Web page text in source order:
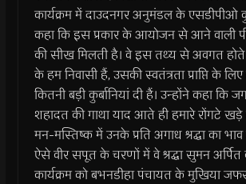
कार्यक्रम में दाउदनगर अनुमंडल के एसडीपीओ
कहा कि इस प्रकार के आयोजन से आने वाली
की सीख मिलती है। वे इस तथ्य से अवगत
के हम निवासी हैं, उसकी स्वतंत्रता प्राप्ति के
कितनी बड़ी कुर्बानियां दी हैं। उन्होंने कहा कि
शहादत की गाथा याद आते ही हमारे रोंगटे
मन-मस्तिष्क में उनके प्रति अगाध श्रद्धा का
ऐसे वीर सपूत के चरणों में वे श्रद्धा सुमन
कार्यक्रम को बभनडीहा पंचायत के मुखिया